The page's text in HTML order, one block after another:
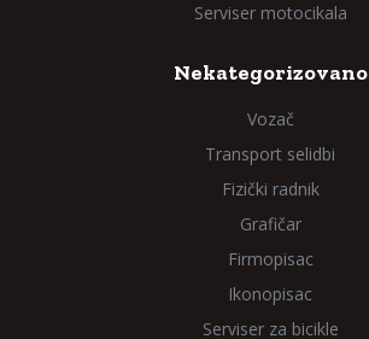
Serviser motocikala
Nekategorizovano
Vozač
Transport selidbi
Fizički radnik
Grafičar
Firmopisac
Ikonopisac
Serviser za bicikle